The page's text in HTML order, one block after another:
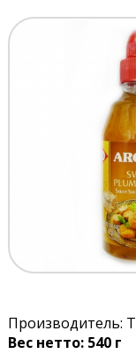
Производитель:
Вес нетто: 540 г